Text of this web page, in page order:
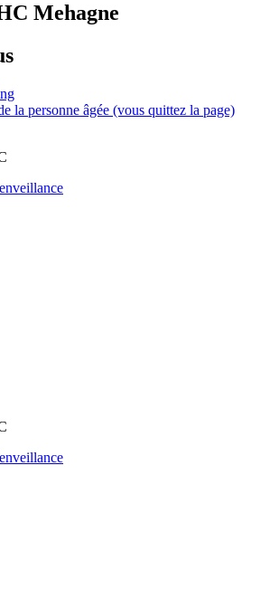
Mehagne
la personne âgée (vous quittez la page)